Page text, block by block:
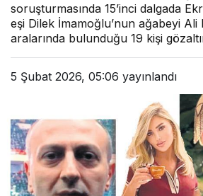
soruşturmasında 15’inci dalgada
eşi Dilek İmamoğlu’nun ağabeyi Ali
aralarında bulunduğu 19 kişi
5 Şubat 2026, 05:06 yayınlandı